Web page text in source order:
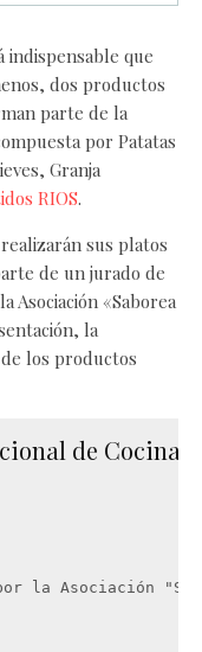
indispensable que
dos productos
parte de la
por Patatas
Granja
RIOS.
sus platos
de un jurado de
Asociación «Saborea
la
los productos
de Cocina
la Asociación